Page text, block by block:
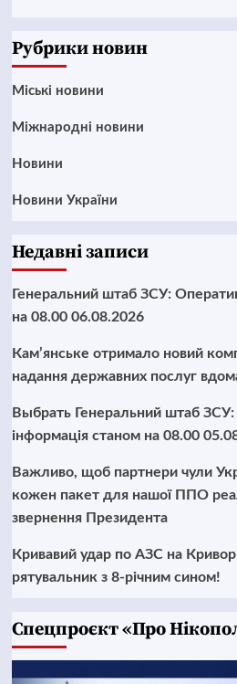
Рубрики новин
Mіські новини
Міжнародні новини
Новини
Новини України
Недавні записи
Генеральний штаб ЗСУ:
на 08.00 06.08.2026
Кам’янське отримало новий
надання державних послуг
Выбрать Генеральний штаб
інформація станом на 08.00
Важливо, щоб партнери чули
кожен пакет для нашої ППО
звернення Президента
Кривавий удар по АЗС на
рятувальник з 8-річним сином!
Cпецпроєкт «Про